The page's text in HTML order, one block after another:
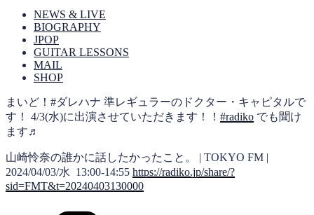
NEWS & LIVE
BIOGRAPHY
JPOP
GUITAR LESSONS
MAIL
SHOP
まいど！#ダレハナ 準レギュラーのドクター・キャピタルで
す！ 4/3(水)に出演させていただきます！！ #radiko でも聞け
ます♬
山崎怜奈の誰かに話したかったこと。 | TOKYO FM |
2024/04/03/水 13:00-14:55 https://radiko.jp/share/?
sid=FMT&t=20240403130000